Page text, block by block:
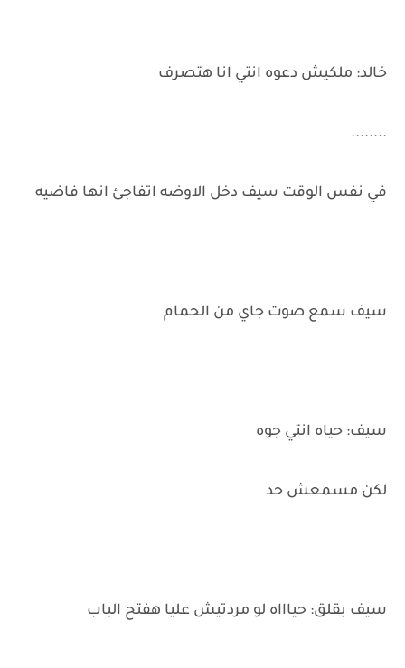
خالد: ملكيش دعوه انتي انا هتصرف
........
في نفس الوقت سيف دخل الاوضه اتفاجئ انها فاضيه
سيف سمع صوت جاي من الحمام
سيف: حياه انتي جوه
لكن مسمعش حد
سيف بقلق: حياااه لو مردتيش عليا هفتح الباب